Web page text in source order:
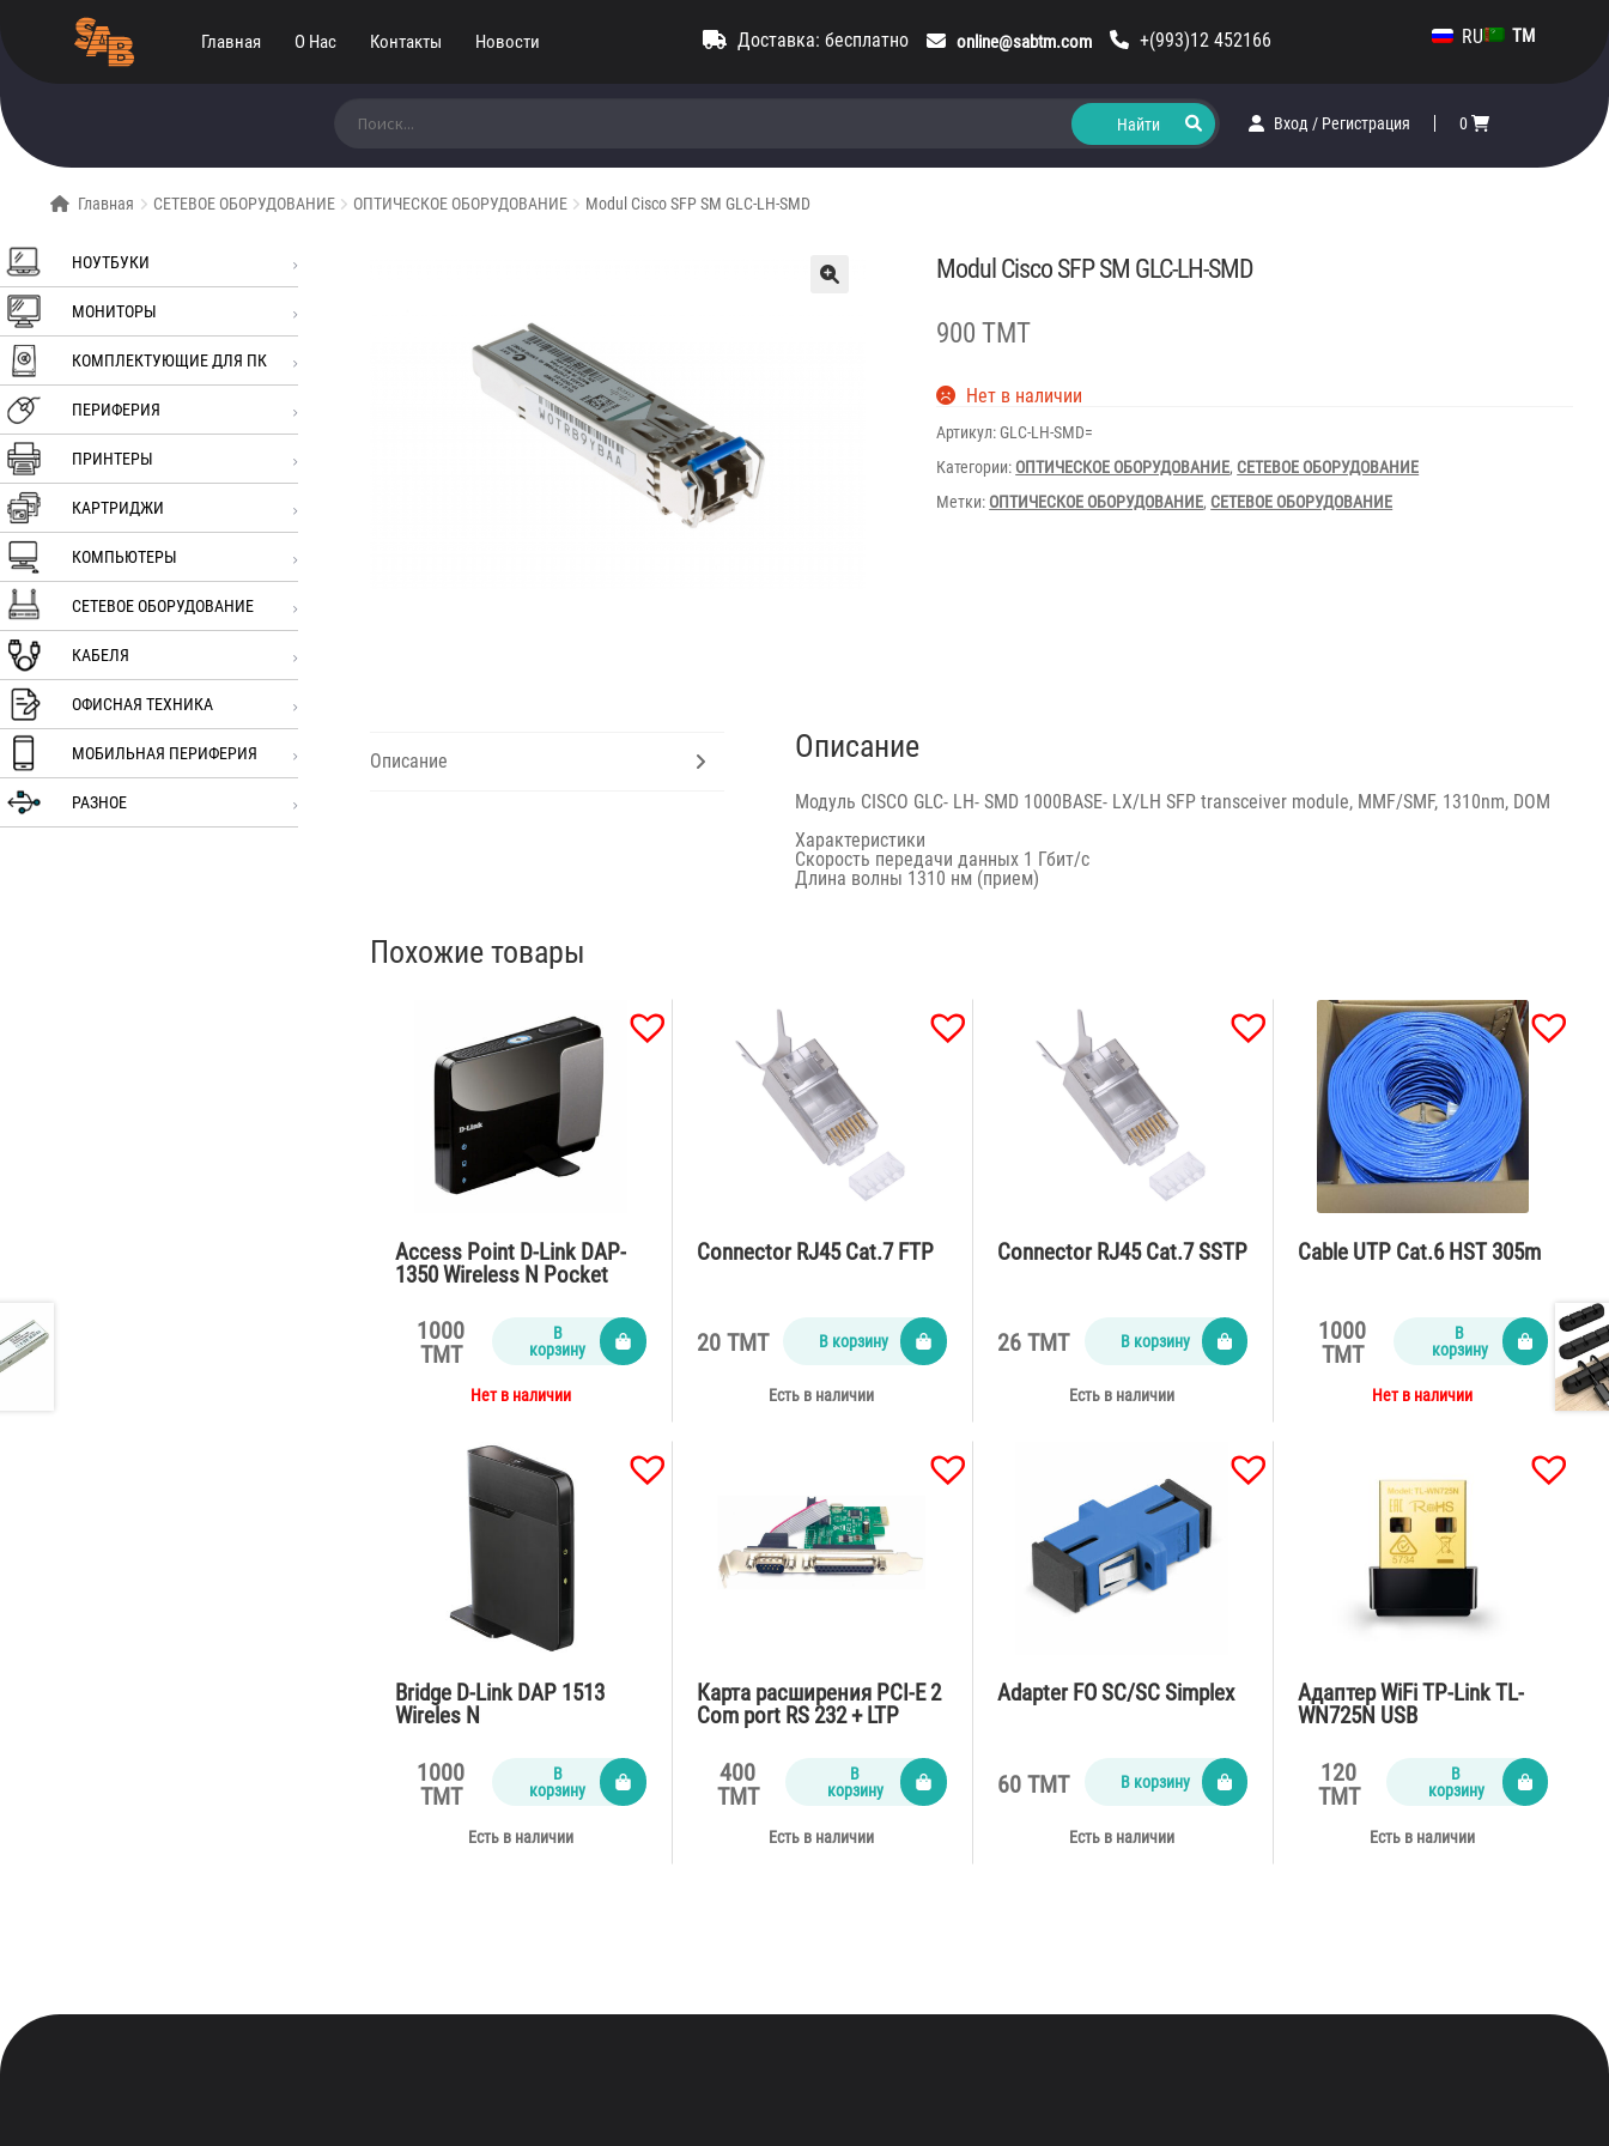
Главная О Нас Контакты Новости Доставка: бесплатно online@sabtm.com +(993)12 452166 RU TM
Вход / Регистрация 0
Главная СЕТЕВОЕ ОБОРУДОВАНИЕ ОПТИЧЕСКОЕ ОБОРУДОВАНИЕ Modul Cisco SFP SM GLC-LH-SMD
НОУТБУКИ
МОНИТОРЫ
КОМПЛЕКТУЮЩИЕ ДЛЯ ПК
ПЕРИФЕРИЯ
ПРИНТЕРЫ
КАРТРИДЖИ
КОМПЬЮТЕРЫ
СЕТЕВОЕ ОБОРУДОВАНИЕ
КАБЕЛЯ
ОФИСНАЯ ТЕХНИКА
МОБИЛЬНАЯ ПЕРИФЕРИЯ
РАЗНОЕ
Modul Cisco SFP SM GLC-LH-SMD
900 TMT
Нет в наличии
Артикул: GLC-LH-SMD=
Категории: ОПТИЧЕСКОЕ ОБОРУДОВАНИЕ, СЕТЕВОЕ ОБОРУДОВАНИЕ
Метки: ОПТИЧЕСКОЕ ОБОРУДОВАНИЕ, СЕТЕВОЕ ОБОРУДОВАНИЕ
Описание Описание
Модуль CISCO GLC- LH- SMD 1000BASE- LX/LH SFP transceiver module, MMF/SMF, 1310nm, DOM
Характеристики
Скорость передачи данных 1 Гбит/с
Длина волны 1310 нм (прием)
Похожие товары
Access Point D-Link DAP-
1350 Wireless N Pocket
1000
TMT
В
корзину
Нет в наличии
Connector RJ45 Cat.7 FTP
20 TMT В корзину
Есть в наличии
Connector RJ45 Cat.7 SSTP
26 TMT В корзину
Есть в наличии
Cable UTP Cat.6 HST 305m
1000
TMT
В
корзину
Нет в наличии
Bridge D-Link DAP 1513
Wireles N
1000
TMT
В
корзину
Есть в наличии
Карта расширения PCI-E 2
Com port RS 232 + LTP
400
TMT
В
корзину
Есть в наличии
Adapter FO SC/SC Simplex
60 TMT В корзину
Есть в наличии
Адаптер WiFi TP-Link TL-
WN725N USB
120
TMT
В
корзину
Есть в наличии